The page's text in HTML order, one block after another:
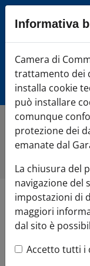
Sezione
Vai alla
Vai al footer
Home»
dell'indice Istat
per cento
Istat
Informativa
Camera di
trattamento dei
installa cookie
può installare
comunque
protezione dei
emanate dal
La chiusura del
navigazione del
impostazioni di
maggiori
dal sito è
Accetto tutti i